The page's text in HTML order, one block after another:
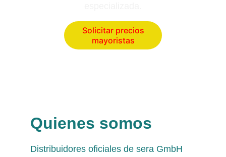
Solicitar precios
mayoristas
Quienes somos
Distribuidores oficiales de sera GmbH